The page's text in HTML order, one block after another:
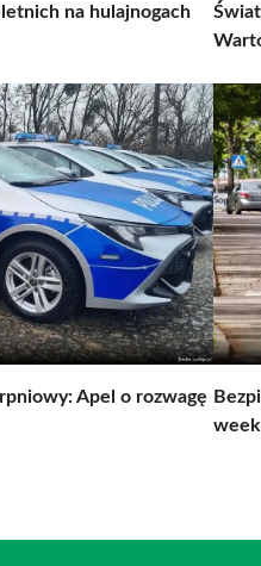
na hulajnogach
Apel o rozwagę